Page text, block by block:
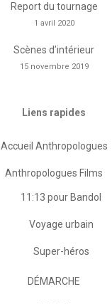
Report du tournage
1 avril 2020
Scènes d’intérieur
15 novembre 2019
Liens rapides
Accueil Anthropologues
Anthropologues Films
11:13 pour Bandol
Voyage urbain
Super-héros
DÉMARCHE